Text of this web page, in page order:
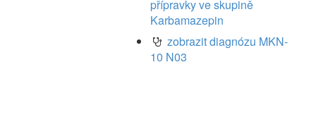
přípravky ve skupině
Karbamazepin
zobrazit diagnózu MKN-
10 N03